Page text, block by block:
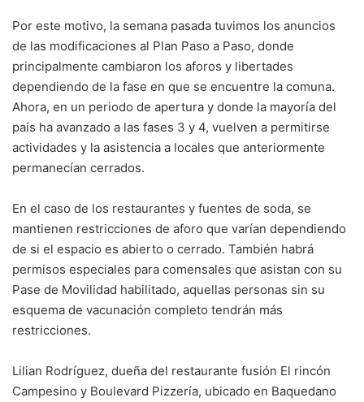
Por este motivo, la semana pasada tuvimos los anuncios
de las modificaciones al Plan Paso a Paso, donde
principalmente cambiaron los aforos y libertades
dependiendo de la fase en que se encuentre la comuna.
Ahora, en un periodo de apertura y donde la mayoría del
país ha avanzado a las fases 3 y 4, vuelven a permitirse
actividades y la asistencia a locales que anteriormente
permanecían cerrados.
En el caso de los restaurantes y fuentes de soda, se
mantienen restricciones de aforo que varían dependiendo
de si el espacio es abierto o cerrado. También habrá
permisos especiales para comensales que asistan con su
Pase de Movilidad habilitado, aquellas personas sin su
esquema de vacunación completo tendrán más
restricciones.
Lilian Rodríguez, dueña del restaurante fusión El rincón
Campesino y Boulevard Pizzería, ubicado en Baquedano